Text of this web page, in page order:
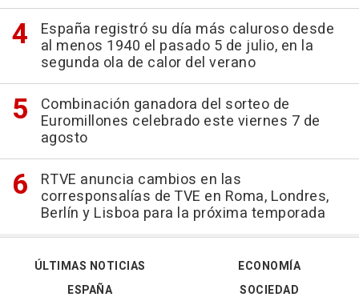
España registró su día más caluroso desde
al menos 1940 el pasado 5 de julio, en la
segunda ola de calor del verano
Combinación ganadora del sorteo de
Euromillones celebrado este viernes 7 de
agosto
RTVE anuncia cambios en las
corresponsalías de TVE en Roma, Londres,
Berlín y Lisboa para la próxima temporada
ÚLTIMAS NOTICIAS
ESPAÑA
ECONOMÍA
SOCIEDAD